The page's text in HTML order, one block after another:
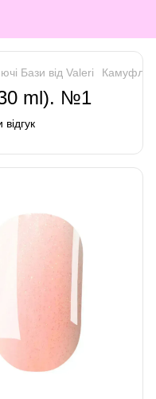
Бази від Valeri
ml). №1